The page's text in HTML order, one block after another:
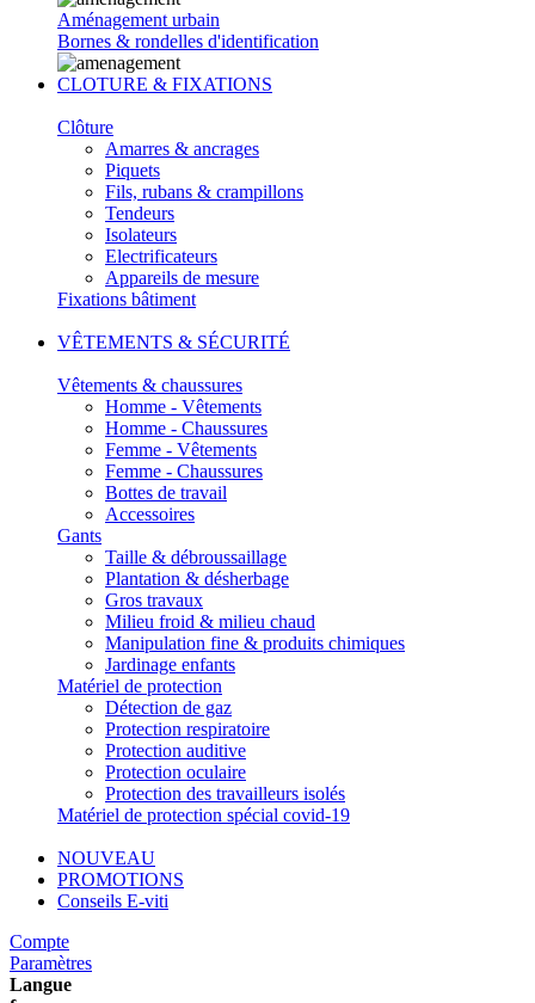
Aménagement urbain
Bornes & rondelles d'identification
CLOTURE & FIXATIONS
Clôture
Amarres & ancrages
Piquets
Fils, rubans & crampillons
Tendeurs
Isolateurs
Electrificateurs
Appareils de mesure
Fixations bâtiment
VÊTEMENTS & SÉCURITÉ
Vêtements & chaussures
Homme - Vêtements
Homme - Chaussures
Femme - Vêtements
Femme - Chaussures
Bottes de travail
Accessoires
Gants
Taille & débroussaillage
Plantation & désherbage
Gros travaux
Milieu froid & milieu chaud
Manipulation fine & produits chimiques
Jardinage enfants
Matériel de protection
Détection de gaz
Protection respiratoire
Protection auditive
Protection oculaire
Protection des travailleurs isolés
Matériel de protection spécial covid-19
NOUVEAU
PROMOTIONS
Conseils E-viti
Compte
Paramètres
Langue